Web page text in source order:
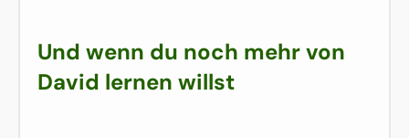
Und wenn du noch mehr von
David lernen willst